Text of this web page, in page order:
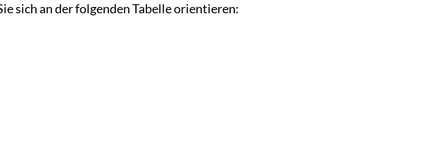
sich an der folgenden Tabelle orientieren: